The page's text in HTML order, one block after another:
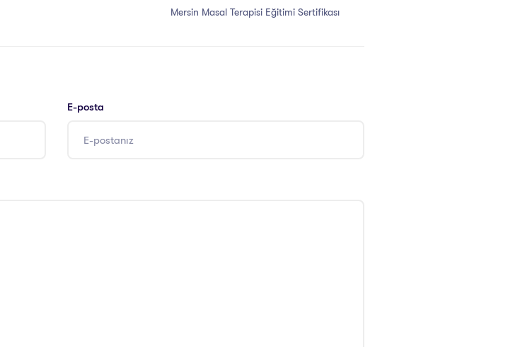
Mersin Masal Terapisi Eğitimi Sertifikası
E-posta